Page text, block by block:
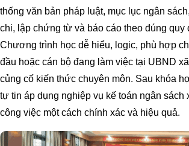
thống văn bản pháp luật, mục lục ngân
chi, lập chứng từ và báo cáo theo đúng quy
Chương trình học dễ hiểu, logic, phù hợp
đầu hoặc cán bộ đang làm việc tại UBND
củng cố kiến thức chuyên môn. Sau khóa
tự tin áp dụng nghiệp vụ kế toán ngân sách
công việc một cách chính xác và hiệu quả.